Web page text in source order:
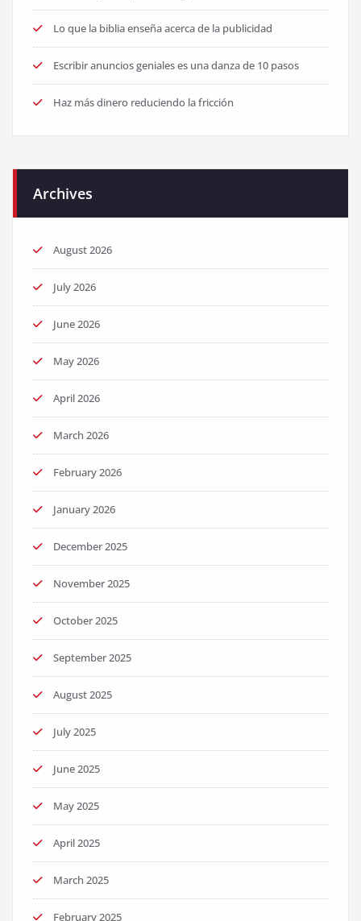
Lo que la biblia enseña acerca de la publicidad
Escribir anuncios geniales es una danza de 10 pasos
Haz más dinero reduciendo la fricción
Archives
August 2026
July 2026
June 2026
May 2026
April 2026
March 2026
February 2026
January 2026
December 2025
November 2025
October 2025
September 2025
August 2025
July 2025
June 2025
May 2025
April 2025
March 2025
February 2025